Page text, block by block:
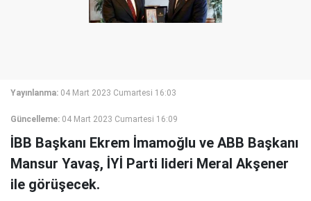
Yayınlanma: 04 Mart 2023 Cumartesi 16:03
Güncelleme: 04 Mart 2023 Cumartesi 16:09
İBB Başkanı Ekrem İmamoğlu ve ABB Başkanı
Mansur Yavaş, İYİ Parti lideri Meral Akşener
ile görüşecek.